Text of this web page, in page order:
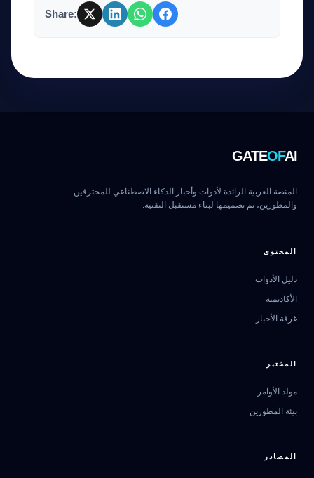
Share:
GATEOFAI
المنصة العربية الرائدة لأدوات وأخبار الذكاء الاصطناعي للمحترفين
والمطورين، تم تصميمها لبناء مستقبل التقنية.
المحتوى
دليل الأدوات
الأكاديمية
غرفة الأخبار
المختبر
مولد الأوامر
بيئة المطورين
المصادر